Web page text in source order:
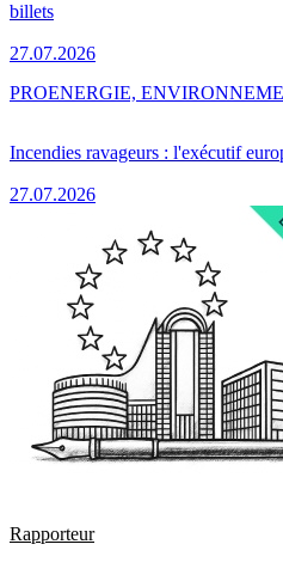
billets
27.07.2026
Incendies ravageurs : l'exécutif
27.07.2026
PROENERGIE,
Rapporteur